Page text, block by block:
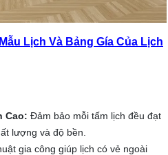
Lịch Và Bảng Gía Của Lịch
Cao: Đảm bảo mỗi tấm lịch đều đạt
lượng và độ bền.
gia công giúp lịch có vẻ ngoài